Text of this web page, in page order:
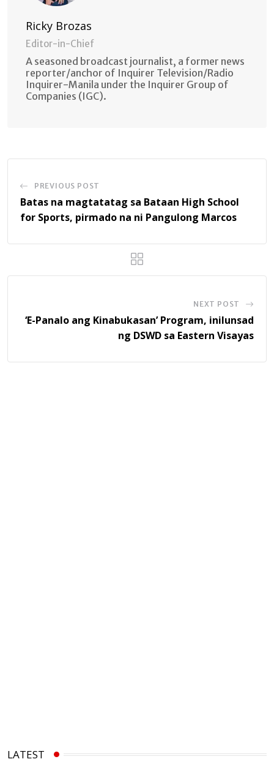
Ricky Brozas
Editor-in-Chief
A seasoned broadcast journalist, a former news
reporter/anchor of Inquirer Television/Radio
Inquirer-Manila under the Inquirer Group of
Companies (IGC).
PREVIOUS POST
Batas na magtatatag sa Bataan High School
for Sports, pirmado na ni Pangulong Marcos
NEXT POST
‘E-Panalo ang Kinabukasan’ Program, inilunsad
ng DSWD sa Eastern Visayas
LATEST